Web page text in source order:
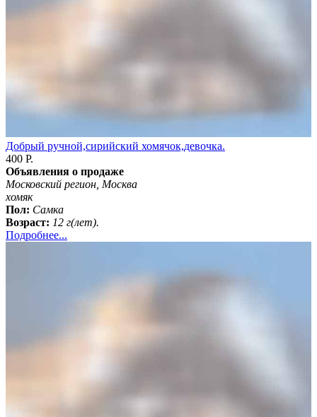
Добрый ручной,сирийский хомячок,девочка.
400 Р.
Объявления о продаже
Московский регион, Москва
хомяк
Пол: Самка
Возраст: 12 г(лет).
Подробнее...